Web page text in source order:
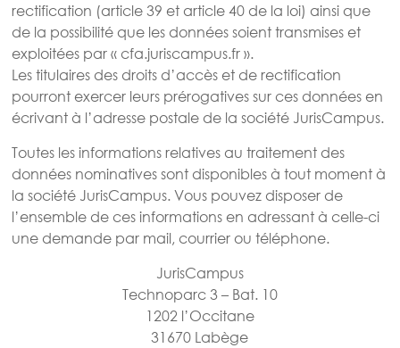
rectification (article 39 et article 40 de la loi) ainsi que
de la possibilité que les données soient transmises et
exploitées par « cfa.juriscampus.fr ».
Les titulaires des droits d’accès et de rectification
pourront exercer leurs prérogatives sur ces données en
écrivant à l’adresse postale de la société JurisCampus.
Toutes les informations relatives au traitement des
données nominatives sont disponibles à tout moment à
la société JurisCampus. Vous pouvez disposer de
l’ensemble de ces informations en adressant à celle-ci
une demande par mail, courrier ou téléphone.
JurisCampus
Technoparc 3 – Bat. 10
1202 l’Occitane
31670 Labège